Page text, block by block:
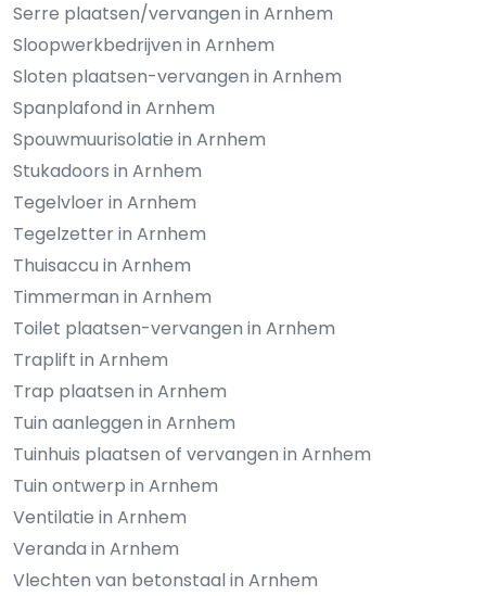
Serre plaatsen/vervangen in Arnhem
Sloopwerkbedrijven in Arnhem
Sloten plaatsen-vervangen in Arnhem
Spanplafond in Arnhem
Spouwmuurisolatie in Arnhem
Stukadoors in Arnhem
Tegelvloer in Arnhem
Tegelzetter in Arnhem
Thuisaccu in Arnhem
Timmerman in Arnhem
Toilet plaatsen-vervangen in Arnhem
Traplift in Arnhem
Trap plaatsen in Arnhem
Tuin aanleggen in Arnhem
Tuinhuis plaatsen of vervangen in Arnhem
Tuin ontwerp in Arnhem
Ventilatie in Arnhem
Veranda in Arnhem
Vlechten van betonstaal in Arnhem